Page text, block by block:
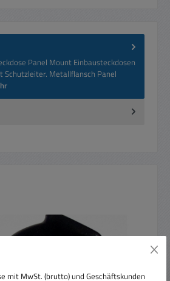
Panel Mount Einbausteckdosen
Schutzleiter. Metallflansch Panel
mit MwSt. (brutto) und Geschäftskunden